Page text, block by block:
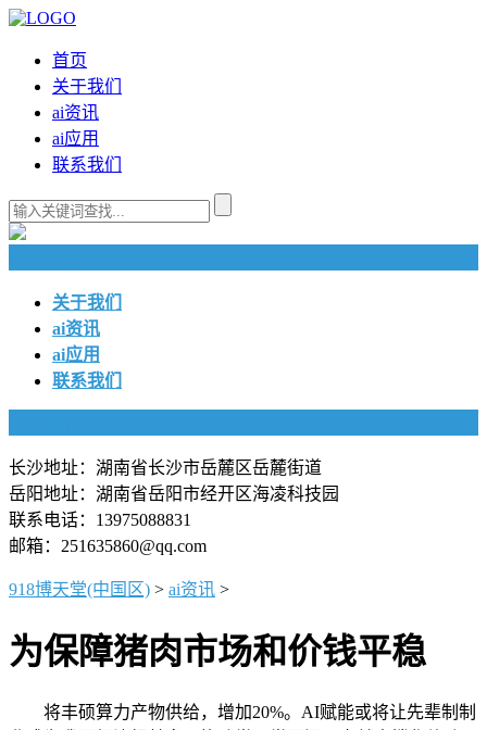
首页
关于我们
ai资讯
ai应用
联系我们
关于我们
ai资讯
ai应用
联系我们
长沙地址：湖南省长沙市岳麓区岳麓街道
岳阳地址：湖南省岳阳市经开区海凌科技园
联系电话：13975088831
邮箱：251635860@qq.com
918博天堂(中国区) > ai资讯 >
为保障猪肉市场和价钱平稳
将丰硕算力产物供给，增加20%。AI赋能或将让先辈制制